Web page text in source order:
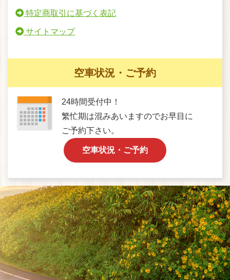
特定商取引に基づく表記
サイトマップ
空車状況・ご予約
24時間受付中！
繁忙期は混みあいますのでお早目に
ご予約下さい。
空車状況・ご予約